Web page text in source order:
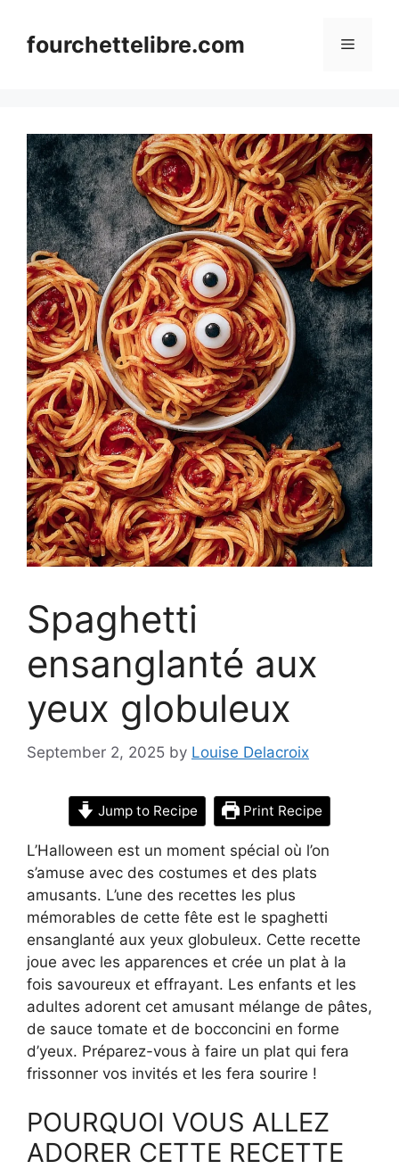
contentfourchettelibre.com Menu
Spaghetti
ensanglanté aux
yeux globuleux
September 2, 2025 by Louise Delacroix
Jump to Recipe Print Recipe
L’Halloween est un moment spécial où l’on
s’amuse avec des costumes et des plats
amusants. L’une des recettes les plus
mémorables de cette fête est le spaghetti
ensanglanté aux yeux globuleux. Cette recette
joue avec les apparences et crée un plat à la
fois savoureux et effrayant. Les enfants et les
adultes adorent cet amusant mélange de pâtes,
de sauce tomate et de bocconcini en forme
d’yeux. Préparez-vous à faire un plat qui fera
frissonner vos invités et les fera sourire !
POURQUOI VOUS ALLEZ
ADORER CETTE RECETTE